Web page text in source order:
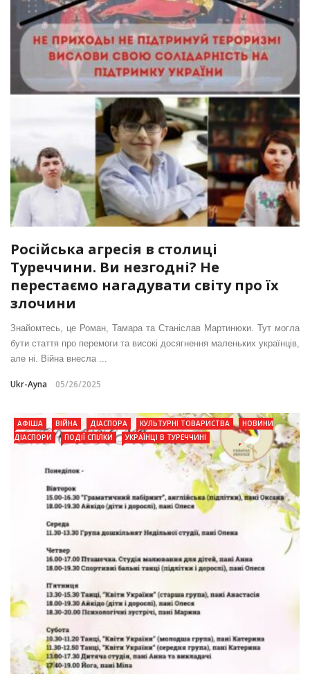
Російська агресія в столиці
Туреччини. Ви незгодні? Не
перестаємо нагадувати світу про їх
злочини
Знайомтесь, це Роман, Тамара та Станіслав Мартинюки. Тут могла
бути стаття про перемоги та високі досягнення маленьких українців,
але ні. Війна внесла ...
Ukr-Ayna 05/26/2025
АФІША ВІЙНА ДІАСПОРА КУЛЬТУРНІ ТОВАРИСТВА
НОВИНИ
ДІАСПОРИ
ПОДІЇ СПІЛКИ УКРАЇНЦІ В ТУРЕЧЧИНІ